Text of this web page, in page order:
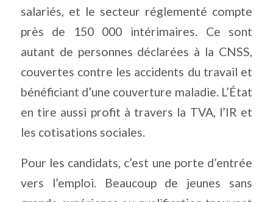
salariés, et le secteur réglementé compte
près de 150 000 intérimaires. Ce sont
autant de personnes déclarées à la CNSS,
couvertes contre les accidents du travail et
bénéficiant d’une couverture maladie. L’État
en tire aussi profit à travers la TVA, l’IR et
les cotisations sociales.
Pour les candidats, c’est une porte d’entrée
vers l’emploi. Beaucoup de jeunes sans